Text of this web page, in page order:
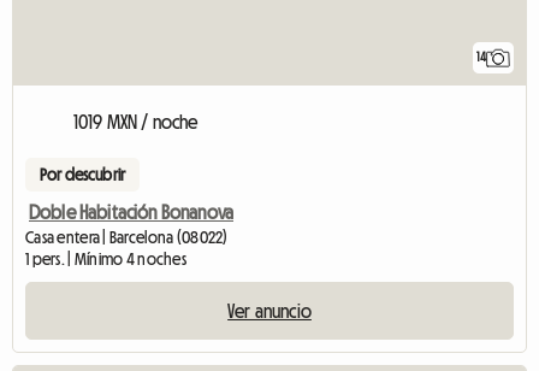
14
1019 MXN / noche
Por descubrir
Doble Habitación Bonanova
Casa entera | Barcelona (08022)
1 pers. | Mínimo 4 noches
Ver anuncio